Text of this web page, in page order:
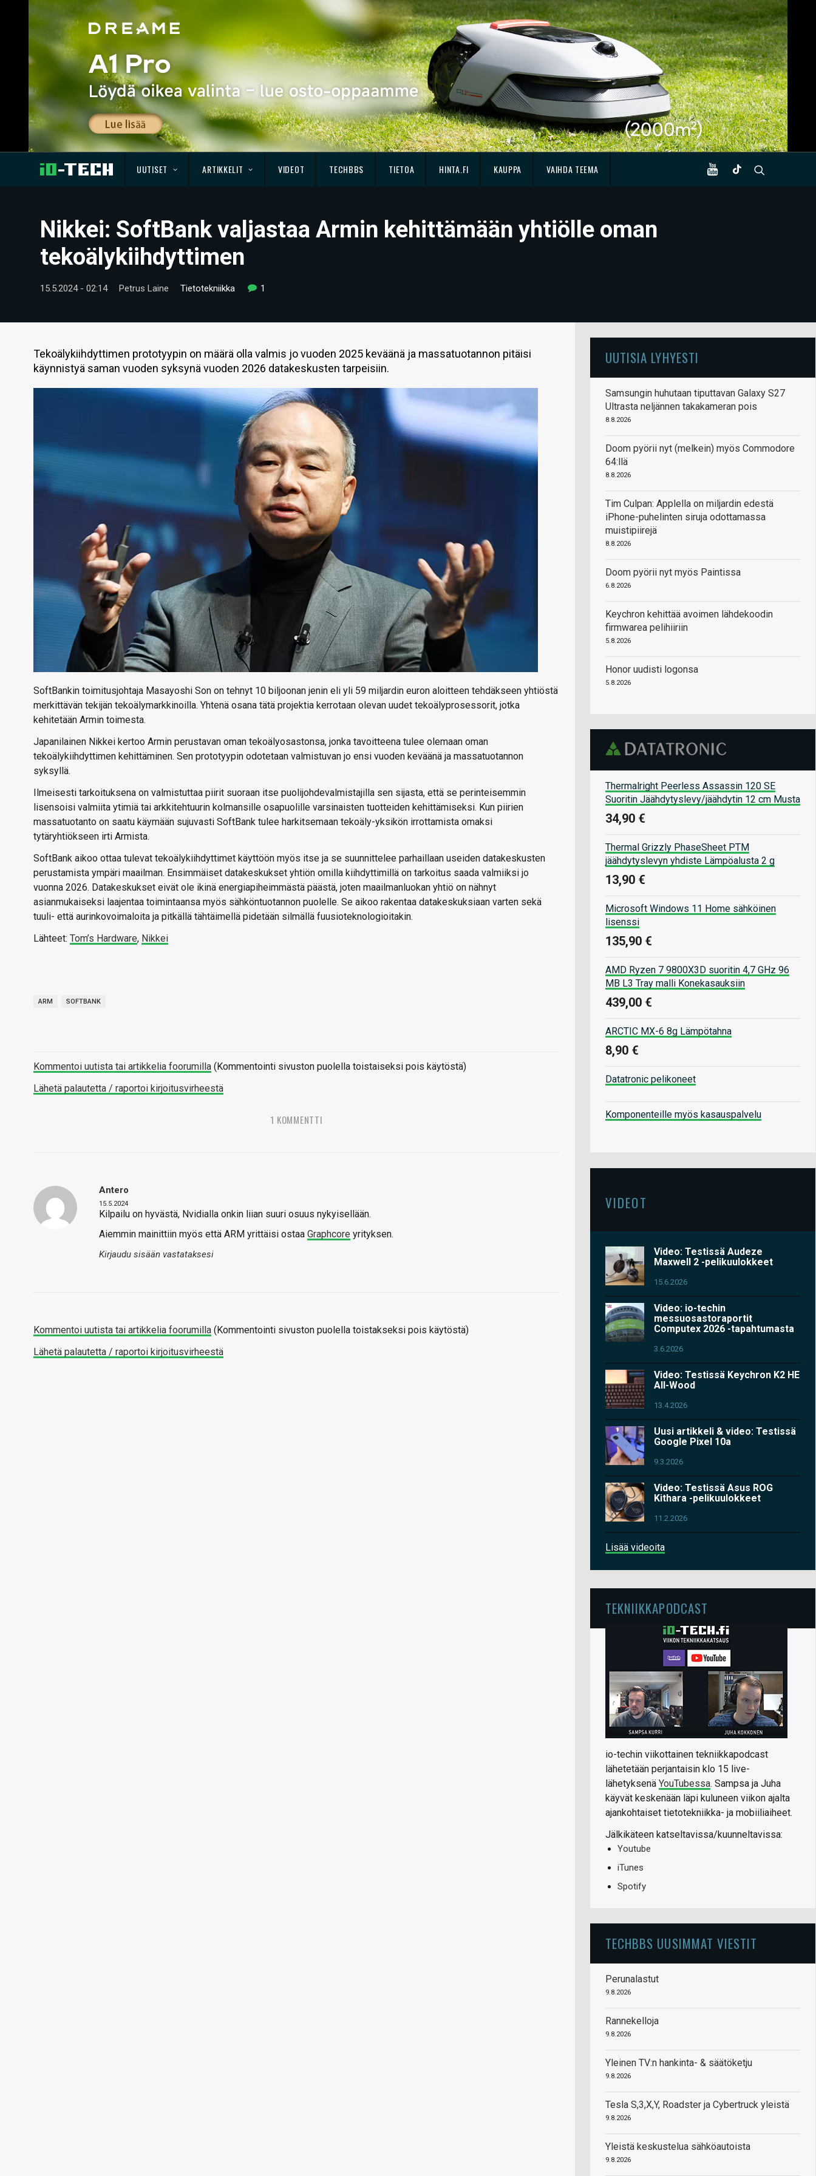
UUTISET ARTIKKELIT VIDEOT TECHBBS TIETOA HINTA.FI KAUPPA VAIHDA TEEMA
Nikkei: SoftBank valjastaa Armin kehittämään yhtiölle oman
tekoälykiihdyttimen
15.5.2024 - 02:14 Petrus Laine Tietotekniikka 1
Tekoälykiihdyttimen prototyypin on määrä olla valmis jo vuoden 2025 keväänä ja massatuotannon pitäisi
käynnistyä saman vuoden syksynä vuoden 2026 datakeskusten tarpeisiin.
SoftBankin toimitusjohtaja Masayoshi Son on tehnyt 10 biljoonan jenin eli yli 59 miljardin euron aloitteen tehdäkseen yhtiöstä
merkittävän tekijän tekoälymarkkinoilla. Yhtenä osana tätä projektia kerrotaan olevan uudet tekoälyprosessorit, jotka
kehitetään Armin toimesta.
Japanilainen Nikkei kertoo Armin perustavan oman tekoälyosastonsa, jonka tavoitteena tulee olemaan oman
tekoälykiihdyttimen kehittäminen. Sen prototyypin odotetaan valmistuvan jo ensi vuoden keväänä ja massatuotannon
syksyllä.
Ilmeisesti tarkoituksena on valmistuttaa piirit suoraan itse puolijohdevalmistajilla sen sijasta, että se perinteisemmin
lisensoisi valmiita ytimiä tai arkkitehtuurin kolmansille osapuolille varsinaisten tuotteiden kehittämiseksi. Kun piirien
massatuotanto on saatu käymään sujuvasti SoftBank tulee harkitsemaan tekoäly-yksikön irrottamista omaksi
tytäryhtiökseen irti Armista.
SoftBank aikoo ottaa tulevat tekoälykiihdyttimet käyttöön myös itse ja se suunnittelee parhaillaan useiden datakeskusten
perustamista ympäri maailman. Ensimmäiset datakeskukset yhtiön omilla kiihdyttimillä on tarkoitus saada valmiiksi jo
vuonna 2026. Datakeskukset eivät ole ikinä energiapiheimmästä päästä, joten maailmanluokan yhtiö on nähnyt
asianmukaiseksi laajentaa toimintaansa myös sähköntuotannon puolelle. Se aikoo rakentaa datakeskuksiaan varten sekä
tuuli- että aurinkovoimaloita ja pitkällä tähtäimellä pidetään silmällä fuusioteknologioitakin.
Lähteet: Tom’s Hardware, Nikkei
ARM SOFTBANK
Kommentoi uutista tai artikkelia foorumilla (Kommentointi sivuston puolella toistaiseksi pois käytöstä)
Lähetä palautetta / raportoi kirjoitusvirheestä
1 KOMMENTTI
Antero
15.5.2024
Kilpailu on hyvästä, Nvidialla onkin liian suuri osuus nykyisellään.
Aiemmin mainittiin myös että ARM yrittäisi ostaa Graphcore yrityksen.
Kirjaudu sisään vastataksesi
Kommentoi uutista tai artikkelia foorumilla (Kommentointi sivuston puolella toistakseksi pois käytöstä)
Lähetä palautetta / raportoi kirjoitusvirheestä
UUTISIA LYHYESTI
Samsungin huhutaan tiputtavan Galaxy S27
Ultrasta neljännen takakameran pois
8.8.2026
Doom pyörii nyt (melkein) myös Commodore
64:llä
8.8.2026
Tim Culpan: Applella on miljardin edestä
iPhone-puhelinten siruja odottamassa
muistipiirejä
8.8.2026
Doom pyörii nyt myös Paintissa
6.8.2026
Keychron kehittää avoimen lähdekoodin
firmwarea pelihiiriin
5.8.2026
Honor uudisti logonsa
5.8.2026
Thermalright Peerless Assassin 120 SE
Suoritin Jäähdytyslevy/jäähdytin 12 cm Musta
34,90 €
Thermal Grizzly PhaseSheet PTM
jäähdytyslevyn yhdiste Lämpöalusta 2 g
13,90 €
Microsoft Windows 11 Home sähköinen
lisenssi
135,90 €
AMD Ryzen 7 9800X3D suoritin 4,7 GHz 96
MB L3 Tray malli Konekasauksiin
439,00 €
ARCTIC MX-6 8g Lämpötahna
8,90 €
Datatronic pelikoneet
Komponenteille myös kasauspalvelu
VIDEOT
Video: Testissä Audeze
Maxwell 2 -pelikuulokkeet
15.6.2026
Video: io-techin
messuosastoraportit
Computex 2026 -tapahtumasta
3.6.2026
Video: Testissä Keychron K2 HE
All-Wood
13.4.2026
Uusi artikkeli & video: Testissä
Google Pixel 10a
9.3.2026
Video: Testissä Asus ROG
Kithara -pelikuulokkeet
11.2.2026
Lisää videoita
TEKNIIKKAPODCAST
io-techin viikottainen tekniikkapodcast
lähetetään perjantaisin klo 15 live-
lähetyksenä YouTubessa. Sampsa ja Juha
käyvät keskenään läpi kuluneen viikon ajalta
ajankohtaiset tietotekniikka- ja mobiiliaiheet.
Jälkikäteen katseltavissa/kuunneltavissa:
Youtube
iTunes
Spotify
TECHBBS UUSIMMAT VIESTIT
Perunalastut
9.8.2026
Rannekelloja
9.8.2026
Yleinen TV:n hankinta- & säätöketju
9.8.2026
Tesla S,3,X,Y, Roadster ja Cybertruck yleistä
9.8.2026
Yleistä keskustelua sähköautoista
9.8.2026